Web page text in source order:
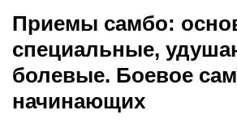
Приемы самбо:
специальные,
болевые. Боевое
начинающих